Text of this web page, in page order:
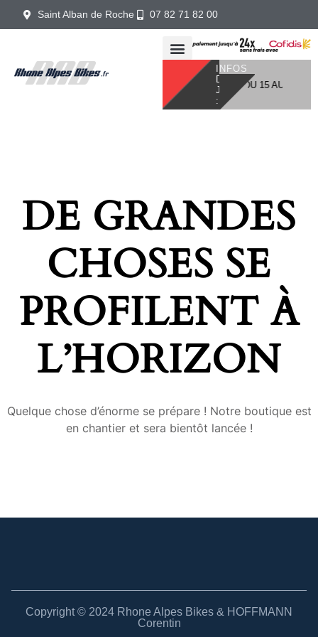
Saint Alban de Roche 07 82 71 82 00
INFOS
DU
JOUR
:
ATTENTION, VOTRE SHOWROOM SERA FERMÉ DU 15 AU 31
DE GRANDES
CHOSES SE
PROFILENT À
L’HORIZON
Quelque chose d’énorme se prépare ! Notre boutique est
en chantier et sera bientôt lancée !
Copyright © 2024 Rhone Alpes Bikes & HOFFMANN
Corentin